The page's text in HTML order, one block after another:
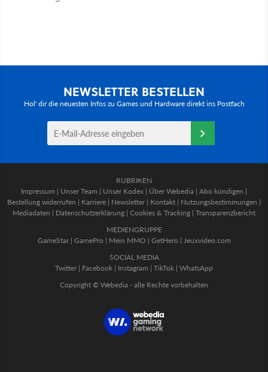
NEWSLETTER BESTELLEN
Hol' dir die neuesten Infos zu Games und Hardware direkt ins Postfach
RUBRIKEN
Impressum | Unser Team | Unser Kodex | Über Webedia | Abo kündigen |
Bestellung widerrufen | Karriere | Newsletter | Kontakt | Nutzungsbestimmungen |
Mediadaten | Datenschutzerklärung | Cookies & Tracking | Transparenzbericht
MEDIENGRUPPE
GameStar| GamePro | Mein MMO | GetHero | Jeuxvideo.com
SOCIAL MEDIA
Twitter | Facebook | Instagram | TikTok | WhatsApp
Copyright © Webedia - alle Rechte vorbehalten